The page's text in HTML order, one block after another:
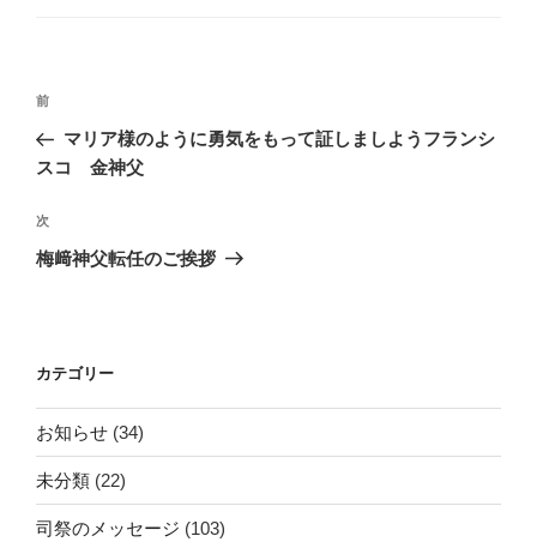
投
ナ
ゲ
ー
前
の
投
前
マリア様のように勇気をもって証しましようフランシ
スコ 金神父
次
の
次
梅﨑神父転任のご挨拶
カテゴリー
お知らせ (34)
未分類 (22)
司祭のメッセージ (103)